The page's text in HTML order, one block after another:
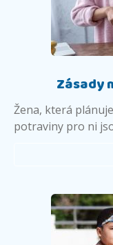
Zásady
Žena, která
potraviny pro ni